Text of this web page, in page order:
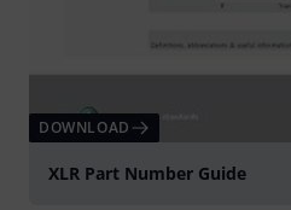
DOWNLOAD
XLR Part Number Guide